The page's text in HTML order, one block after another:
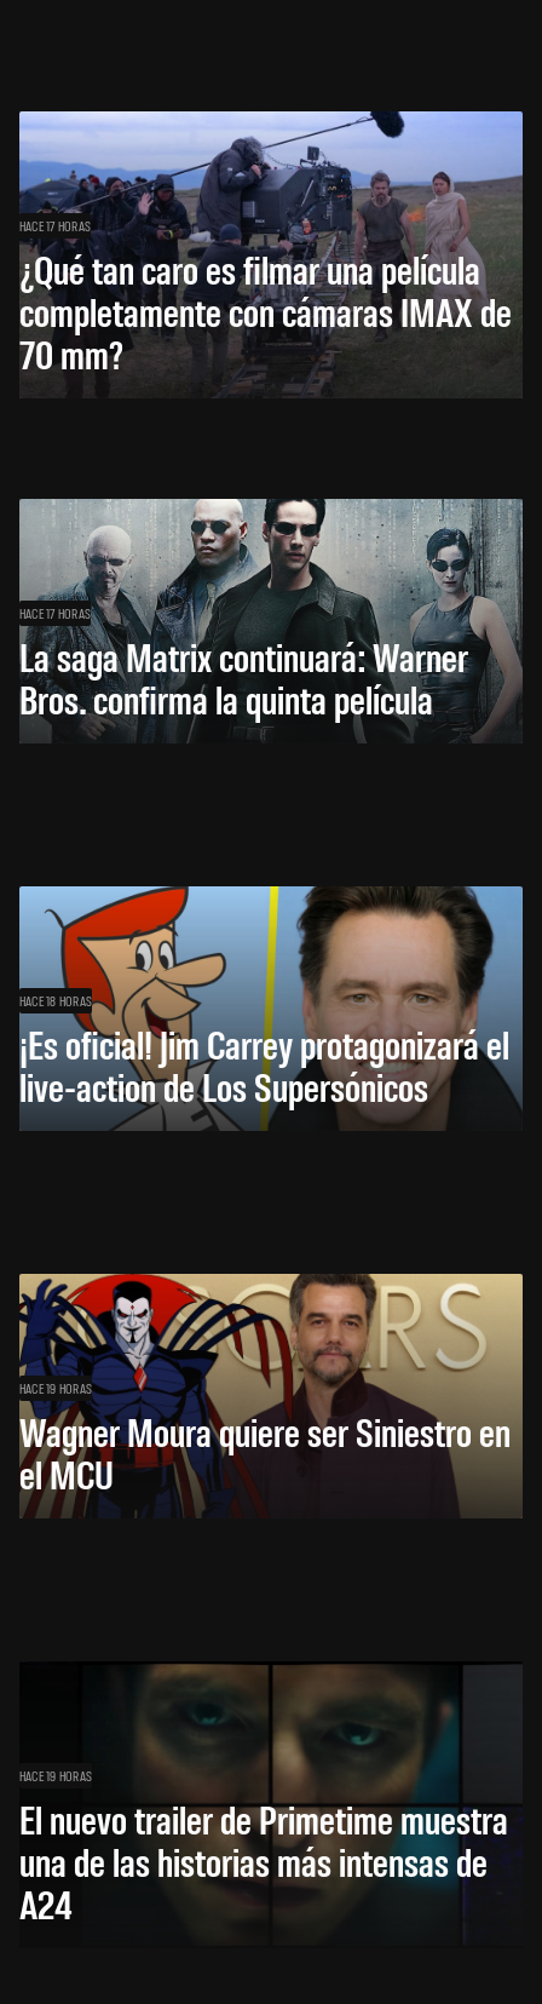
HACE 17 HORAS
¿Qué tan caro es filmar una película
completamente con cámaras IMAX de
70 mm?
HACE 17 HORAS
La saga Matrix continuará: Warner
Bros. confirma la quinta película
HACE 18 HORAS
¡Es oficial! Jim Carrey protagonizará el
live-action de Los Supersónicos
HACE 19 HORAS
Wagner Moura quiere ser Siniestro en
el MCU
HACE 19 HORAS
El nuevo trailer de Primetime muestra
una de las historias más intensas de
A24